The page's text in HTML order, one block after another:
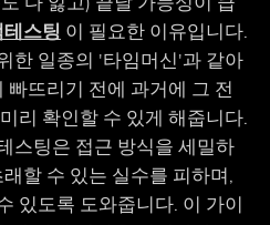
테스팅 이 필요한 이유입니다.
한 일종의 '타임머신'과 같아
뜨리기 전에 과거에 그 전
리 확인할 수 있게 해줍니다.
스팅은 접근 방식을 세밀하
할 수 있는 실수를 피하며,
있도록 도와줍니다. 이 가이